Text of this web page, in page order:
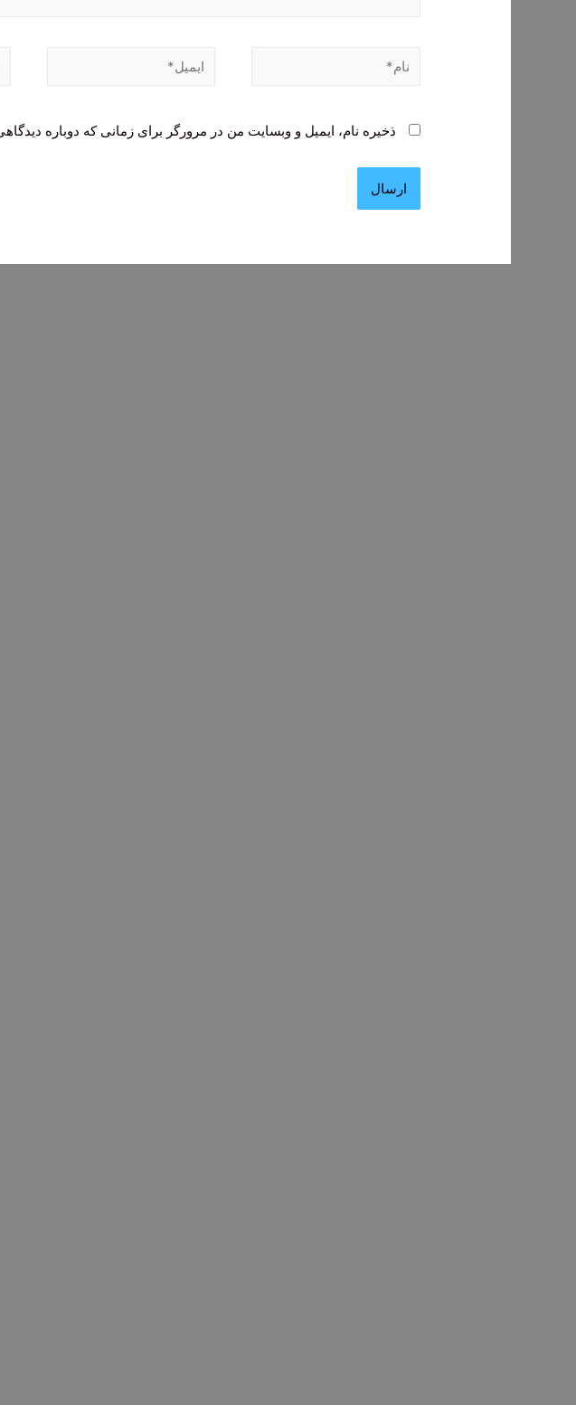
نام* ایمیل*
ذخیره نام، ایمیل و وبسایت من در مرورگر برای زمانی که دوباره